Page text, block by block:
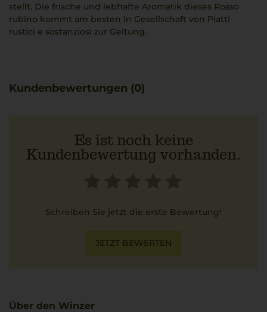
stellt. Die frische und lebhafte Aromatik dieses Rosso
rubino kommt am besten in Gesellschaft von Piatti
rustici e sostanziosi zur Geltung.
Kundenbewertungen (0)
Es ist noch keine
Kundenbewertung vorhanden.
Schreiben Sie jetzt die erste Bewertung!
JETZT BEWERTEN
Über den Winzer